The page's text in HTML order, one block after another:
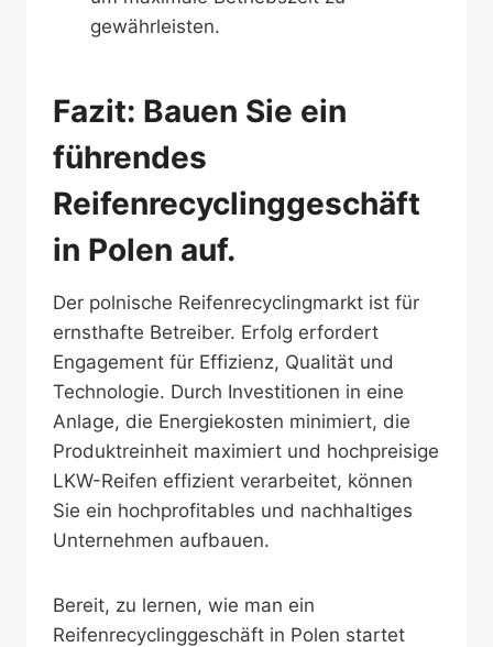
gewährleisten.
Fazit: Bauen Sie ein
führendes
Reifenrecyclinggeschäft
in Polen auf.
Der polnische Reifenrecyclingmarkt ist für
ernsthafte Betreiber. Erfolg erfordert
Engagement für Effizienz, Qualität und
Technologie. Durch Investitionen in eine
Anlage, die Energiekosten minimiert, die
Produktreinheit maximiert und hochpreisige
LKW-Reifen effizient verarbeitet, können
Sie ein hochprofitables und nachhaltiges
Unternehmen aufbauen.
Bereit, zu lernen, wie man ein
Reifenrecyclinggeschäft in Polen startet